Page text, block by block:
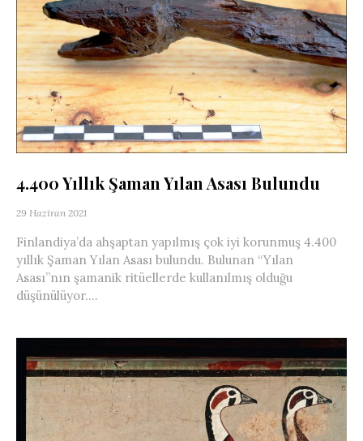
4.400 Yıllık Şaman Yılan Asası Bulundu
29 Haziran 2021
Finlandiya’da ahşaptan yapılmış çok iyi korunmuş 4.400
yıllık Şaman Yılan Asası bulundu. Bulunan “Yılan
Asası”nın şamanik ritüellerde kullanılmış olduğu
düşünülüyor....